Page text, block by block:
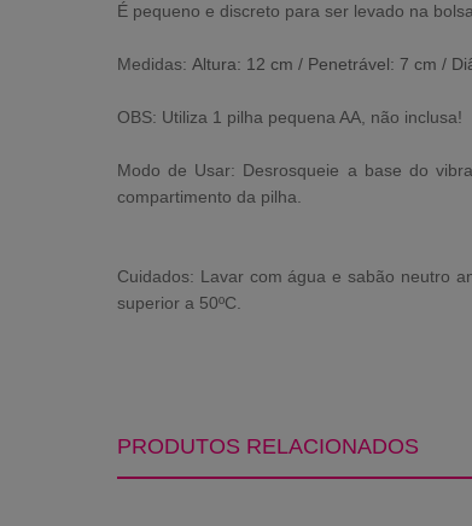
É pequeno e discreto para ser levado na bolsa.
Medidas: Altura: 12 cm / Penetrável: 7 cm /
OBS: Utiliza 1 pilha pequena AA, não inclusa!
Modo de Usar: Desrosqueie a base do
compartimento da pilha.
Cuidados: Lavar com água e sabão neutro
superior a 50ºC.
PRODUTOS RELACIONADOS